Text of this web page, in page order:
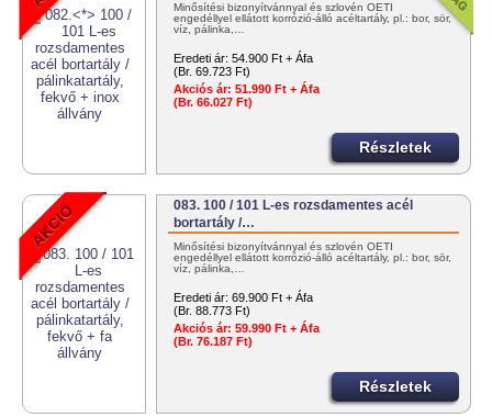
Minősítési bizonyítvánnyal és szlovén OÉTI
engedéllyel ellátott korrózió-álló acéltartály, pl.: bor, sör,
víz, pálinka,…
Eredeti ár: 54.900 Ft + Áfa
(Br. 69.723 Ft)
Akciós ár: 51.990 Ft + Áfa
(Br. 66.027 Ft)
Részletek
083. 100 / 101 L-es rozsdamentes acél
bortartály /…
Minősítési bizonyítvánnyal és szlovén OÉTI
engedéllyel ellátott korrózió-álló acéltartály, pl.: bor, sör,
víz, pálinka,…
Eredeti ár: 69.900 Ft + Áfa
(Br. 88.773 Ft)
Akciós ár: 59.990 Ft + Áfa
(Br. 76.187 Ft)
Részletek